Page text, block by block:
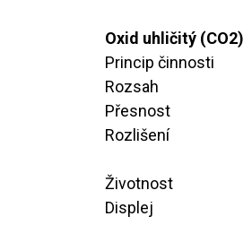
Oxid uhličitý (CO2)
Princip činnosti ​ ​ ​
Rozsah ​ ​ ​ ​ ​ ​ ​ ​ ​ ​
Přesnost ​ ​ ​ ​ ​ ​ ​ ​ ​
Rozlišení ​ ​ ​ ​ ​ ​ ​ ​ ​
Životnost ​ ​ ​ ​ ​ ​ ​ ​​
Displej ​ ​ ​ ​ ​ ​ ​ ​ ​ ​